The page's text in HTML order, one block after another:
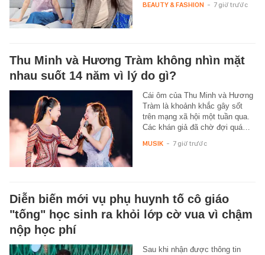
BEAUTY & FASHION - 7 giờ trước
Thu Minh và Hương Tràm không nhìn mặt
nhau suốt 14 năm vì lý do gì?
Cái ôm của Thu Minh và Hương
Tràm là khoảnh khắc gây sốt
trên mạng xã hội một tuần qua.
Các khán giả đã chờ đợi quá…
MUSIK - 7 giờ trước
Diễn biến mới vụ phụ huynh tố cô giáo
"tống" học sinh ra khỏi lớp cờ vua vì chậm
nộp học phí
Sau khi nhận được thông tin